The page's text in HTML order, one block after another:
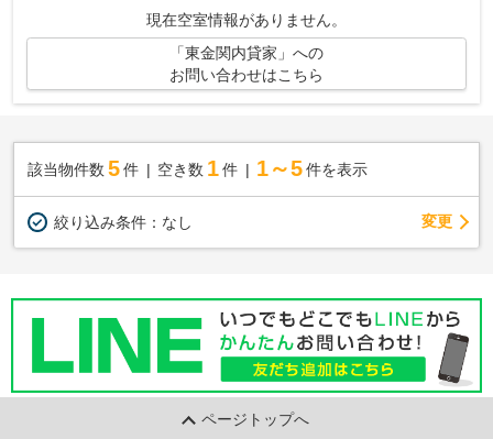
現在空室情報がありません。
「東金関内貸家」への
お問い合わせはこちら
該当物件数 5件 空き数 1 件 1～5 件を表示
絞り込み条件： なし 変更
ページトップへ